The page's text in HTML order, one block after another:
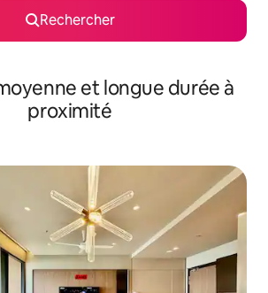
Rechercher
et longue durée à
proximité